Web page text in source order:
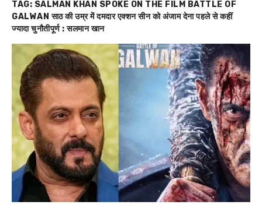
TAG: SALMAN KHAN SPOKE ON THE FILM BATTLE OF
GALWAN साठ की उम्र में दमदार एक्शन सीन को अंजाम देना पहले से कहीं
ज्यादा चुनौतीपूर्ण : सलमान खान